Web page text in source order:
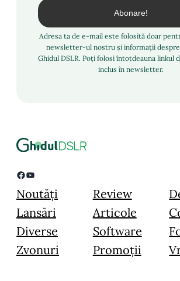
Adresa ta de e-mail este folosită doar
newsletter-ul nostru și informații
Ghidul DSLR. Poți folosi întotdeauna linkul
inclus în newsletter.
Facebook YouTube
Noutăți
Lansări
Diverse
Zvonuri
Review
Articole
Software
Promoții